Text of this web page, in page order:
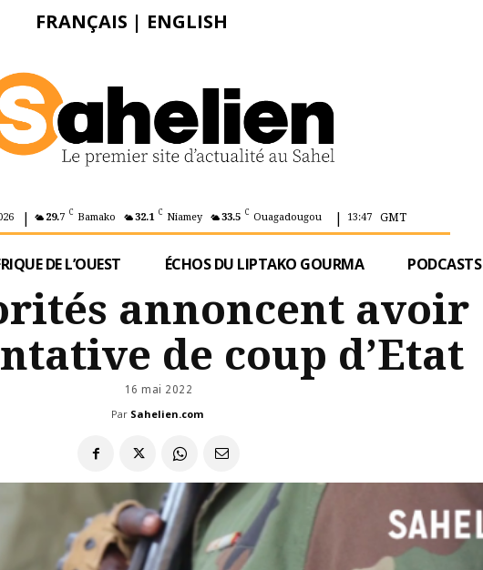
FRANÇAIS | ENGLISH
| 29.7 C Bamako 32.1 C Niamey 33.5 C Ouagadougou | 13:47 GMT
DE L’OUEST ÉCHOS DU LIPTAKO GOURMA PODCASTS
annoncent avoir
de coup d’Etat
16 mai 2022
Par Sahelien.com